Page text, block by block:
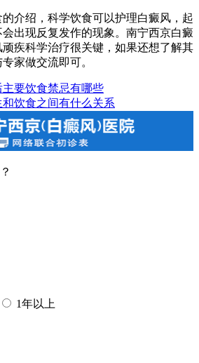
绍，科学饮食可以护理白癜风，起
出现反复发作的现象。南宁西京白癜
疾科学治疗很关键，如果还想了解其
家做交流即可。
要饮食禁忌有哪些
饮食之间有什么关系
1年以上